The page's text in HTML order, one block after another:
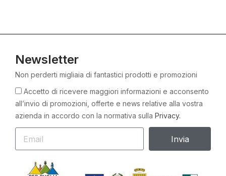
Newsletter
Non perderti migliaia di fantastici prodotti e promozioni
Accetto di ricevere maggiori informazioni e acconsento
all’invio di promozioni, offerte e news relative alla vostra
azienda in accordo con la normativa sulla Privacy.
Invia